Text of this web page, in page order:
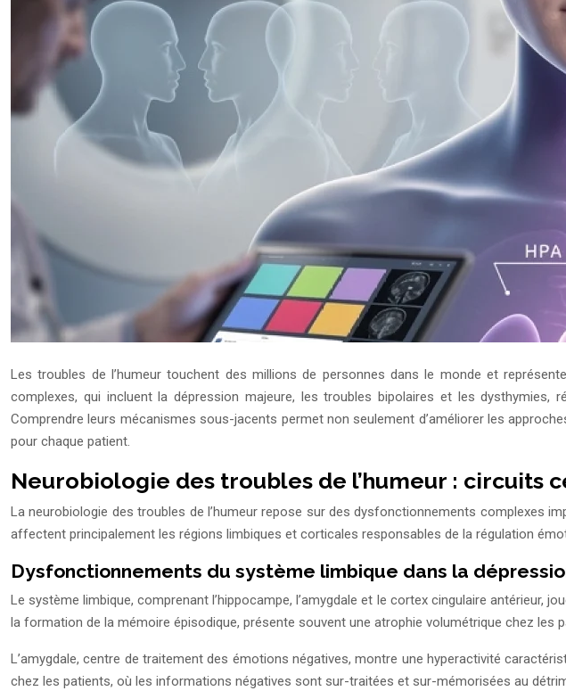
Les troubles de l’humeur touchent des millions de personnes dans le monde et
complexes, qui incluent la dépression majeure, les troubles bipolaires et les dysthymies,
Comprendre leurs mécanismes sous-jacents permet non seulement d’améliorer les
pour chaque patient.
Neurobiologie des troubles de l’humeur : circuits
La neurobiologie des troubles de l’humeur repose sur des dysfonctionnements complexes
affectent principalement les régions limbiques et corticales responsables de la régulation
Dysfonctionnements du système limbique dans la
Le système limbique, comprenant l’hippocampe, l’amygdale et le cortex cingulaire antérieur,
la formation de la mémoire épisodique, présente souvent une atrophie volumétrique chez
L’amygdale, centre de traitement des émotions négatives, montre une hyperactivité
chez les patients, où les informations négatives sont sur-traitées et sur-mémorisées au